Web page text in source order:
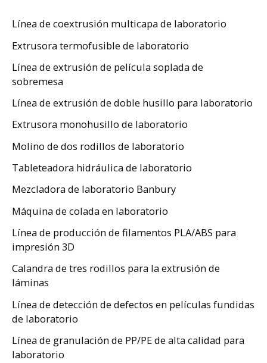
Línea de coextrusión multicapa de laboratorio
Extrusora termofusible de laboratorio
Línea de extrusión de película soplada de
sobremesa
Línea de extrusión de doble husillo para laboratorio
Extrusora monohusillo de laboratorio
Molino de dos rodillos de laboratorio
Tableteadora hidráulica de laboratorio
Mezcladora de laboratorio Banbury
Máquina de colada en laboratorio
Línea de producción de filamentos PLA/ABS para
impresión 3D
Calandra de tres rodillos para la extrusión de
láminas
Línea de detección de defectos en películas fundidas
de laboratorio
Línea de granulación de PP/PE de alta calidad para
laboratorio